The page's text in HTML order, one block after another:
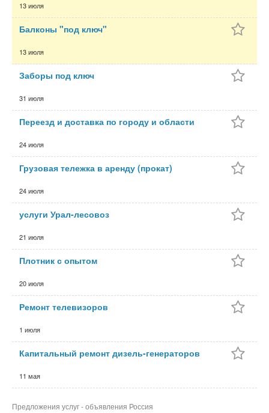
13 июля
Балконы "под ключ"
13 июля
Заборы под ключ
31 июля
Переезд и доставка по городу и области
24 июля
Грузовая тележка в аренду (прокат)
24 июля
услуги Урал-лесовоз
21 июля
Плотник с опытом
20 июля
Ремонт телевизоров
1 июля
Капитальный ремонт дизель-генераторов
11 мая
Предложения услуг - объявления Россия